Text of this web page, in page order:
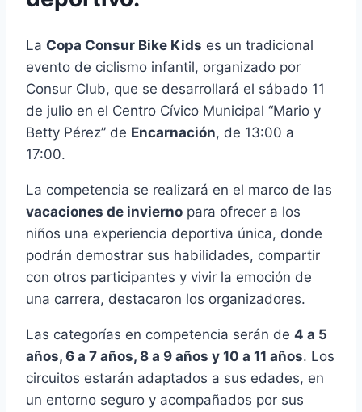
La Copa Consur Bike Kids es un tradicional
evento de ciclismo infantil, organizado por
Consur Club, que se desarrollará el sábado 11
de julio en el Centro Cívico Municipal “Mario y
Betty Pérez” de Encarnación, de 13:00 a
17:00.
La competencia se realizará en el marco de las
vacaciones de invierno para ofrecer a los
niños una experiencia deportiva única, donde
podrán demostrar sus habilidades, compartir
con otros participantes y vivir la emoción de
una carrera, destacaron los organizadores.
Las categorías en competencia serán de 4 a 5
años, 6 a 7 años, 8 a 9 años y 10 a 11 años. Los
circuitos estarán adaptados a sus edades, en
un entorno seguro y acompañados por sus